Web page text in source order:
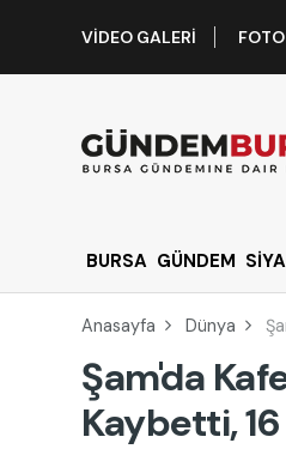
VIDEO GALERI
BURSA GÜNDEM
Anasayfa Dünya
Şam'da
Kaybetti, 16